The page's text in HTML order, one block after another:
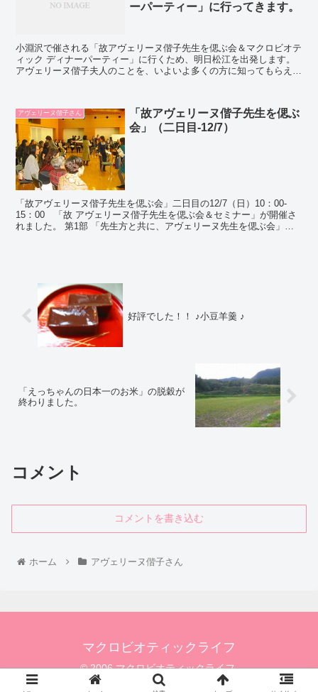
ーパーティー」に行ってきます。
小淵沢で催される「故アヴェリーヌ偕子先生を偲ぶ会＆マクロビオテ
ィック ディナーパーティー」に行くため、明日松江を出発します。
アヴェリーヌ偕子夫人のことを、いよいよ多くの方に知ってもらえる
アヴェリーヌ偕子さん
「故アヴェリーヌ偕子先生を偲ぶ
会」（二日目-12/7）
「故アヴェリーヌ偕子先生を偲ぶ会」二日目の12/7（日）10：00-
15：00 「故 アヴェリーヌ偕子先生を偲ぶ会＆セミナー」が開催さ
れました。 第1部 「先生方と共に、アヴェリーヌ先生を偲ぶ会」と
好評でした！！ ♪小豆羊羹 ♪
「えっちゃんの日本一のお米」の脱穀が
終わりました。
コメント
コメントを書き込む
ホーム アヴェリーヌ偕子さん
マクロビオティックライフ
© 2006 マクロビオティックライフ.